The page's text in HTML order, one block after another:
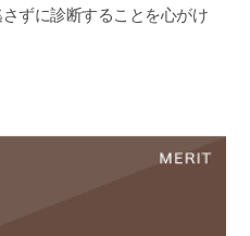
2025年1月5日 (日)
療
ずに診断することを心がけ